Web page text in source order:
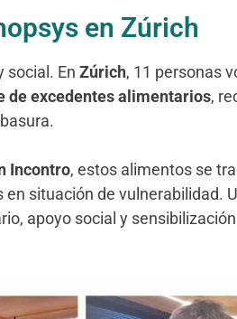
en Zúrich
social. En Zúrich, 11 personas
de excedentes alimentarios,
Incontro, estos alimentos se
en situación de vulnerabilidad.
apoyo social y